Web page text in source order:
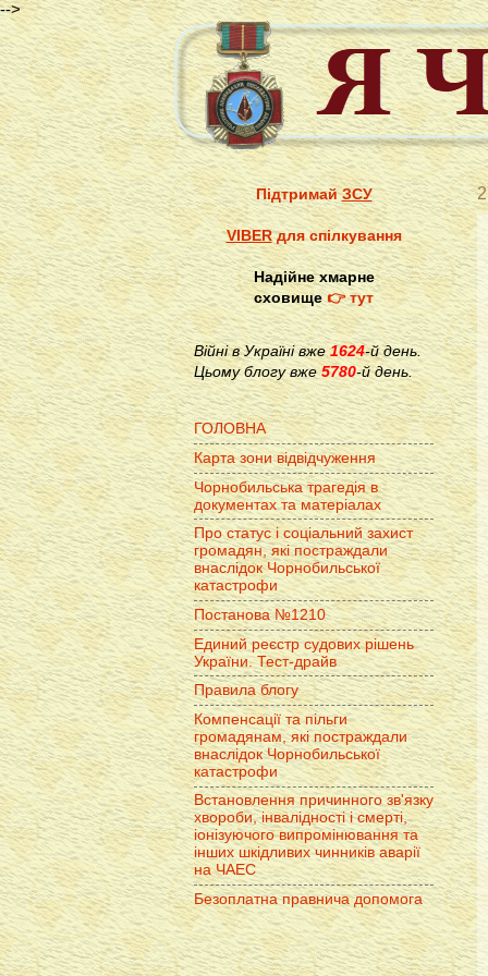
-->
ПідтримайЗСУ
VIBERдля спілкування
Надійне хмарне
сховище👉 тут
Війні в Україні вже1624-й день.
Цьому блогу вже 5780-й день.
ГОЛОВНА
Карта зони відвідчуження
Чорнобильська трагедія в
документах та матеріалах
Про статус і соціальний захист
громадян, які постраждали
внаслідок Чорнобильської
катастрофи
Постанова №1210
Единий реєстр судових рішень
України. Тест-драйв
Правила блогу
Компенсації та пільги
громадянам, які постраждали
внаслідок Чорнобильської
катастрофи
Встановлення причинного зв'язку
хвороби, інвалідності і смерті,
іонізуючого випромінювання та
інших шкідливих чинників аварії
на ЧАЕС
Безоплатна правнича допомога